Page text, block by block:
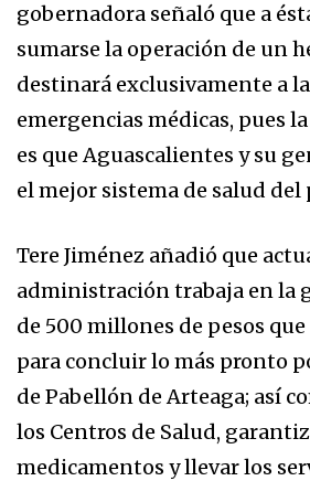
gobernadora señaló que a
sumarse la operación de un
destinará exclusivamente a
emergencias médicas, pues
es que Aguascalientes y su
el mejor sistema de salud del
Tere Jiménez añadió que
administración trabaja en la
de 500 millones de pesos
para concluir lo más pronto
de Pabellón de Arteaga; así
los Centros de Salud,
medicamentos y llevar los